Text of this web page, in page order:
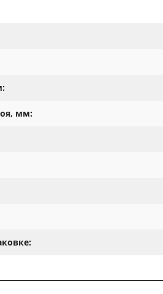
мм: